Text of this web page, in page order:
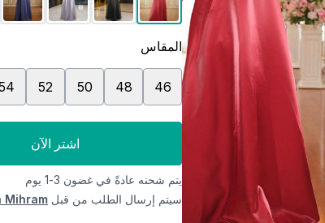
المقاس
46
48
50
52
اشتر الآن
يتم شحنه عادةً في غضون 3-1 يوم
سيتم إرسال الطلب من قبل Mihram